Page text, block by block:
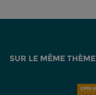
SUR LE MÊME THÈME